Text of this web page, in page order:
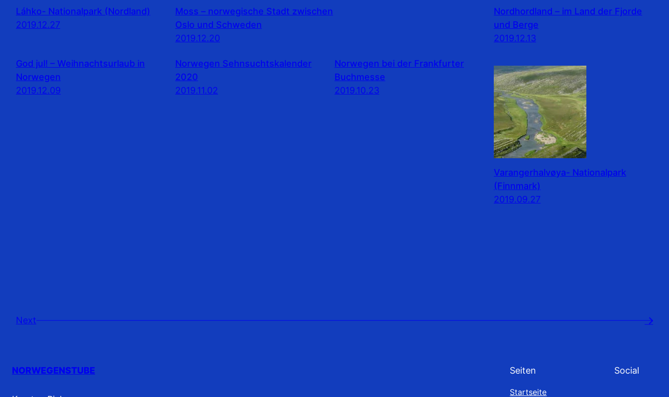
Láhko- Nationalpark (Nordland)
2019.12.27
Moss – norwegische Stadt zwischen
Oslo und Schweden
2019.12.20
Nordhordland – im Land der Fjorde
und Berge
2019.12.13
God jul! – Weihnachtsurlaub in
Norwegen
2019.12.09
Norwegen Sehnsuchtskalender
2020
2019.11.02
Norwegen bei der Frankfurter
Buchmesse
2019.10.23
Varangerhalvøya- Nationalpark
(Finnmark)
2019.09.27
Next →
NORWEGENSTUBE Seiten
Startseite
Social